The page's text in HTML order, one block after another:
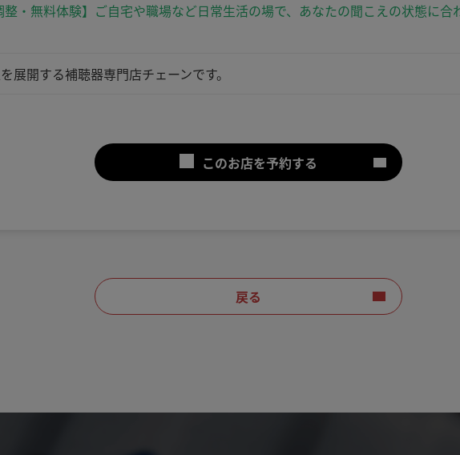
整・無料体験】ご自宅や職場など日常生活の場で、あなたの聞こえの状態に
展開する補聴器専門店チェーンです。
このお店を予約する
戻る